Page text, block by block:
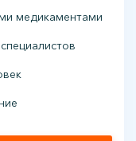
медикаментами